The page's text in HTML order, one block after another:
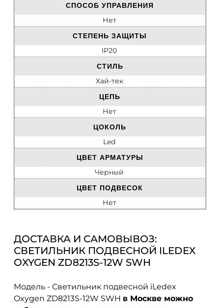
СПОСОБ УПРАВЛЕНИЯ
Нет
СТЕПЕНЬ ЗАЩИТЫ
IP20
СТИЛЬ
Хай-тек
ЦЕПЬ
Нет
ЦОКОЛЬ
Led
ЦВЕТ АРМАТУРЫ
Черный
ЦВЕТ ПОДВЕСОК
Нет
ДОСТАВКА И САМОВЫВОЗ:
СВЕТИЛЬНИК ПОДВЕСНОЙ ILEDEX
OXYGEN ZD8213S-12W SWH
Модель - Светильник подвесной iLedex
Oxygen ZD8213S-12W SWH в Москве можно